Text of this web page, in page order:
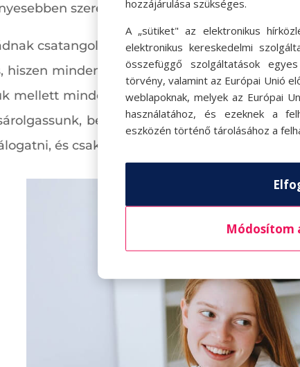
szerezhetünk be ruhákat.
csatangolni az üzletközpontban,
hiszen minden egyes darabot jó alaposan
mellett minden áron kitartanak. Ha van
beszélgessünk. Egy tinivel
és csak végszükség esetén szóljunk
hozzájárulása szükséges.
A „sütiket" az elektronikus
elektronikus kereskedelmi
összefüggő szolgáltatások
törvény, valamint az Európai Unió
weblapoknak, melyek az Európai
használatához, és ezeknek a
eszközén történő tárolásához a
Módosítom